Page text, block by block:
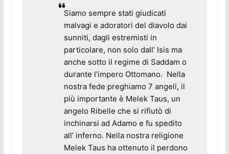
Siamo sempre stati giudicati
malvagi e adoratori del diavolo dai
sunniti, dagli estremisti in
particolare, non solo dall’ Isis ma
anche sotto il regime di Saddam o
durante l’impero Ottomano. Nella
nostra fede preghiamo 7 angeli, il
più importante è Melek Taus, un
angelo Ribelle che si rifiutò di
inchinarsi ad Adamo e fu spedito
all’ inferno. Nella nostra religione
Melek Taus ha ottenuto il perdono